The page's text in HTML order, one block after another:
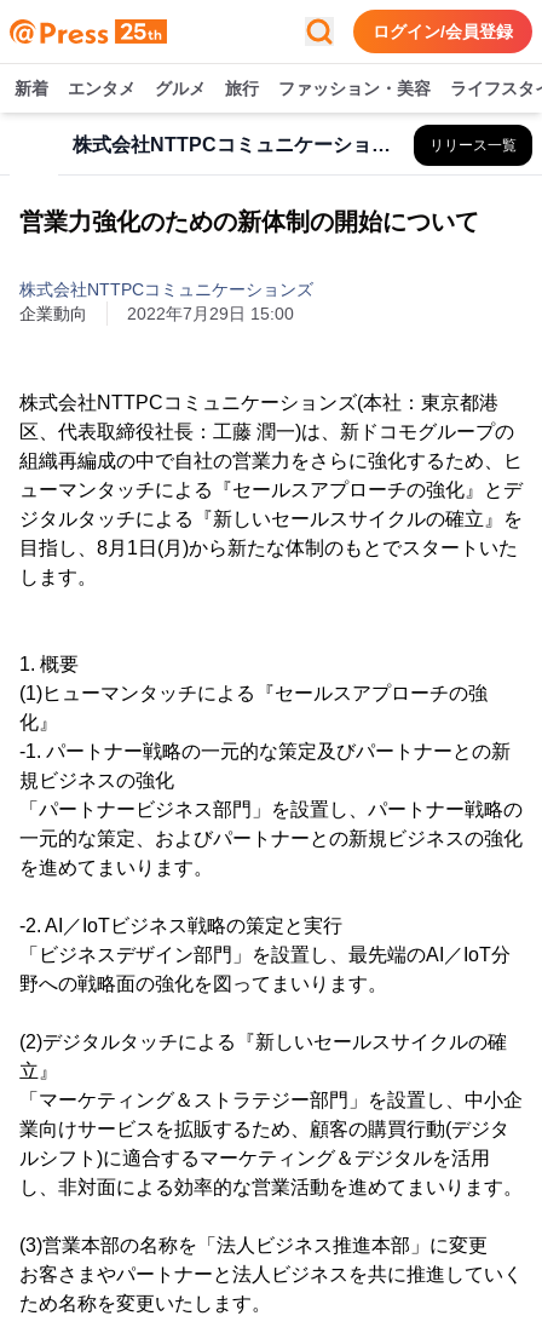
ログイン/会員登録
新着 エンタメ グルメ 旅行 ファッション・美容 ライフスタ
株式会社NTTPCコミュニケーションズ リリース一覧
営業力強化のための新体制の開始について
株式会社NTTPCコミュニケーションズ
企業動向
2022年7月29日 15:00
株式会社NTTPCコミュニケーションズ(本社：東京都港
区、代表取締役社長：工藤 潤一)は、新ドコモグループの
組織再編成の中で自社の営業力をさらに強化するため、ヒ
ューマンタッチによる『セールスアプローチの強化』とデ
ジタルタッチによる『新しいセールスサイクルの確立』を
目指し、8月1日(月)から新たな体制のもとでスタートいた
します。
1. 概要
(1)ヒューマンタッチによる『セールスアプローチの強
化』
-1. パートナー戦略の一元的な策定及びパートナーとの新
規ビジネスの強化
「パートナービジネス部門」を設置し、パートナー戦略の
一元的な策定、およびパートナーとの新規ビジネスの強化
を進めてまいります。
-2. AI／IoTビジネス戦略の策定と実行
「ビジネスデザイン部門」を設置し、最先端のAI／IoT分
野への戦略面の強化を図ってまいります。
(2)デジタルタッチによる『新しいセールスサイクルの確
立』
「マーケティング＆ストラテジー部門」を設置し、中小企
業向けサービスを拡販するため、顧客の購買行動(デジタ
ルシフト)に適合するマーケティング＆デジタルを活用
し、非対面による効率的な営業活動を進めてまいります。
(3)営業本部の名称を「法人ビジネス推進本部」に変更
お客さまやパートナーと法人ビジネスを共に推進していく
ため名称を変更いたします。